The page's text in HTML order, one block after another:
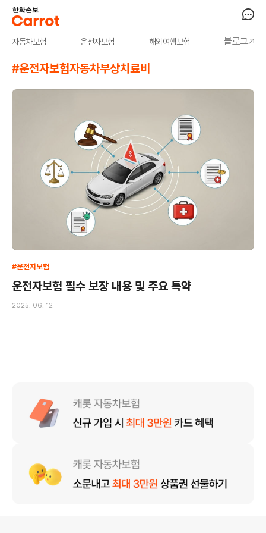
자동차보험 운전자보험 해외여행보험 블로그
#운전자보험자동차부상치료비
#운전자보험
운전자보험 필수 보장 내용 및 주요 특약
2025. 06. 12